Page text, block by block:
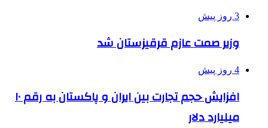
3 روز پیش
وزیر صمت عازم قرقیزستان شد
4 روز پیش
افزایش حجم تجارت بین ایران و پاکستان به رقم ۱۰
میلیارد دلار